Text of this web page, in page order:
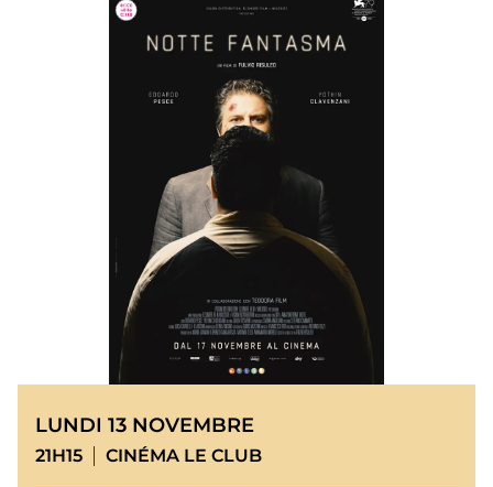
LUNDI 13 NOVEMBRE
21H15 CINÉMA LE CLUB